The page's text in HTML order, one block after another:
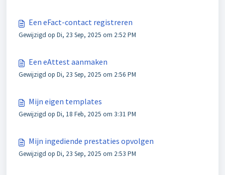
Een eFact-contact registreren
Gewijzigd op Di, 23 Sep, 2025 om 2:52 PM
Een eAttest aanmaken
Gewijzigd op Di, 23 Sep, 2025 om 2:56 PM
Mijn eigen templates
Gewijzigd op Di, 18 Feb, 2025 om 3:31 PM
Mijn ingediende prestaties opvolgen
Gewijzigd op Di, 23 Sep, 2025 om 2:53 PM